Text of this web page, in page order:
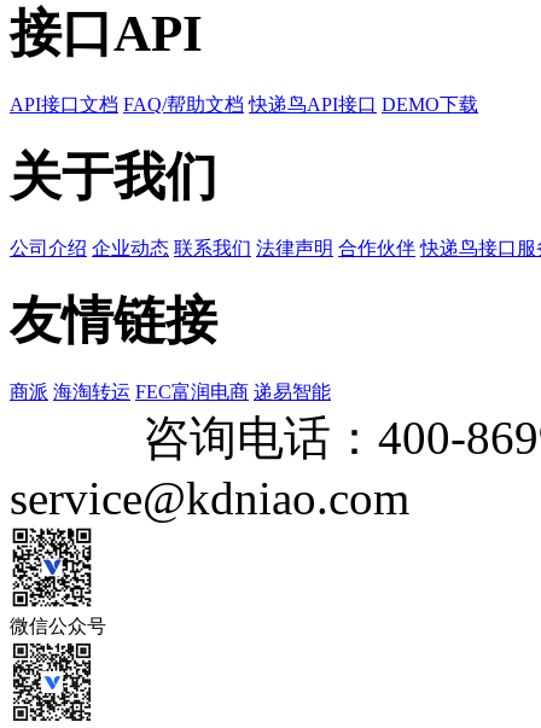
接口API
API接口文档 FAQ/帮助文档 快递鸟API接口 DEMO下载
关于我们
公司介绍 企业动态 联系我们 法律声明 合作伙伴 快递鸟接口服
友情链接
商派 海淘转运 FEC富润电商 递易智能
咨询电话： 400-
service@kdniao.com
微信公众号